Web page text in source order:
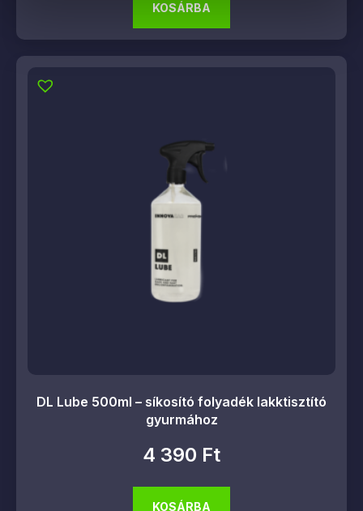
KOSÁRBA
DL Lube 500ml – síkosító folyadék lakktisztító
gyurmához
4 390 Ft
KOSÁRBA